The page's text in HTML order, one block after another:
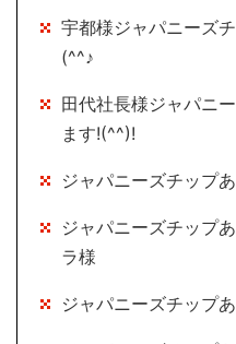
宇都様ジャパニーズ
(^^♪
田代社長様ジャパニ
ます!(^^)!
ジャパニーズチップ
ジャパニーズチップ
ラ様
ジャパニーズチップ